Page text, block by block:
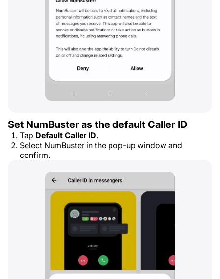
Set NumBuster as the default Caller ID
Tap Default Caller ID.
Select NumBuster in the pop-up window and
confirm.